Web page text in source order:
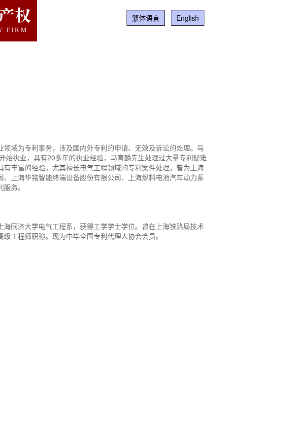
权
FIRM
English
繁体语言
领域为专利事务，涉及国内外专利的申请、无效及诉讼的处理。马
始执业，具有20多年的执业经验，马育麟先生处理过大量专利疑难
有丰富的经验。尤其擅长电气工程领域的专利案件处理。曾为上海
、上海华铭智能终端设备股份有限公司、上海燃料电池汽车动力系
务。
海同济大学电气工程系，获得工学学士学位。曾在上海铁路局技术
工程师职称。 现为中华全国专利代理人协会会员。